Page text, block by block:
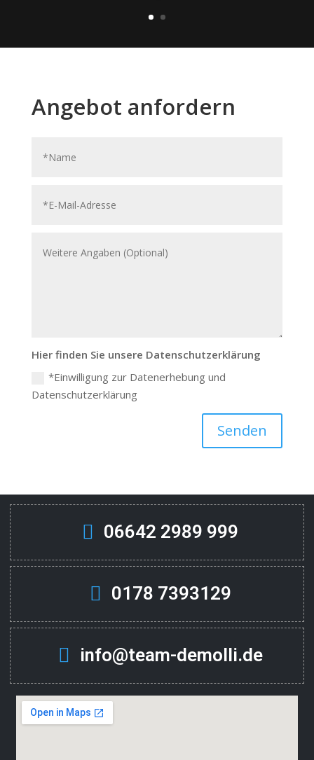
Angebot anfordern
Hier finden Sie unsere Datenschutzerklärung
*Einwilligung zur Datenerhebung und
Datenschutzerklärung
Senden
06642 2989 999
0178 7393129
info@team-demolli.de